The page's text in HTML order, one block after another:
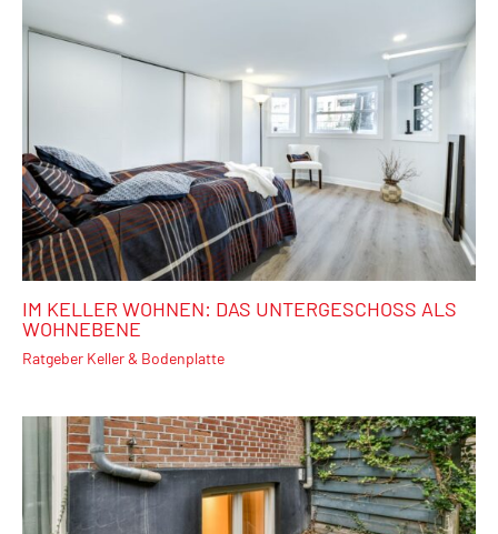
IM KELLER WOHNEN: DAS UNTERGESCHOSS ALS
WOHNEBENE
Ratgeber Keller & Bodenplatte